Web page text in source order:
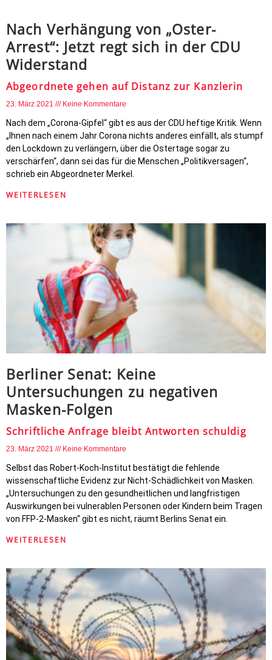
Nach Verhängung von „Oster-
Arrest“: Jetzt regt sich in der CDU
Widerstand
Abgeordnete gehen auf Distanz zur Kanzlerin
23. März 2021 Keine Kommentare
Nach dem „Corona-Gipfel“ gibt es aus der CDU heftige Kritik. Wenn
„Ihnen nach einem Jahr Corona nichts anderes einfällt, als stumpf
den Lockdown zu verlängern, über die Ostertage sogar zu
verschärfen“, dann sei das für die Menschen „Politikversagen“,
schrieb ein Abgeordneter Merkel.
WEITERLESEN
Berliner Senat: Keine
Untersuchungen zu negativen
Masken-Folgen
Schriftliche Anfrage bleibt Antworten schuldig
23. März 2021 Keine Kommentare
Selbst das Robert-Koch-Institut bestätigt die fehlende
wissenschaftliche Evidenz zur Nicht-Schädlichkeit von Masken.
„Untersuchungen zu den gesundheitlichen und langfristigen
Auswirkungen bei vulnerablen Personen oder Kindern beim Tragen
von FFP-2-Masken“ gibt es nicht, räumt Berlins Senat ein.
WEITERLESEN